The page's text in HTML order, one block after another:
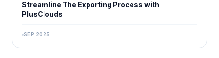
Streamline The Exporting Process with
PlusClouds
SEP 2025